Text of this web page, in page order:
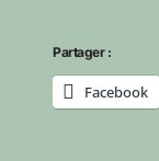
Partager :
Facebook